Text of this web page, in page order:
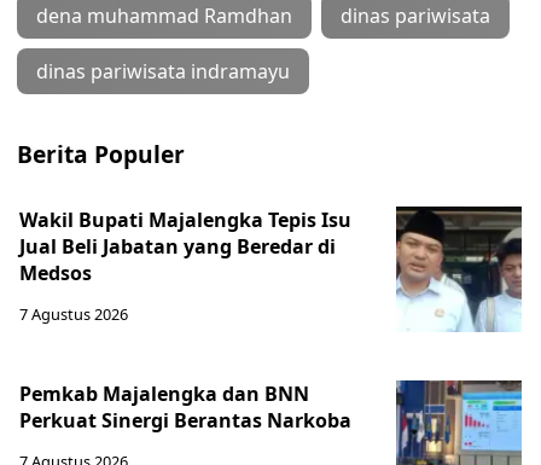
dena muhammad Ramdhan dinas pariwisata
dinas pariwisata indramayu
Berita Populer
Wakil Bupati Majalengka Tepis Isu
Jual Beli Jabatan yang Beredar di
Medsos
7 Agustus 2026
Pemkab Majalengka dan BNN
Perkuat Sinergi Berantas Narkoba